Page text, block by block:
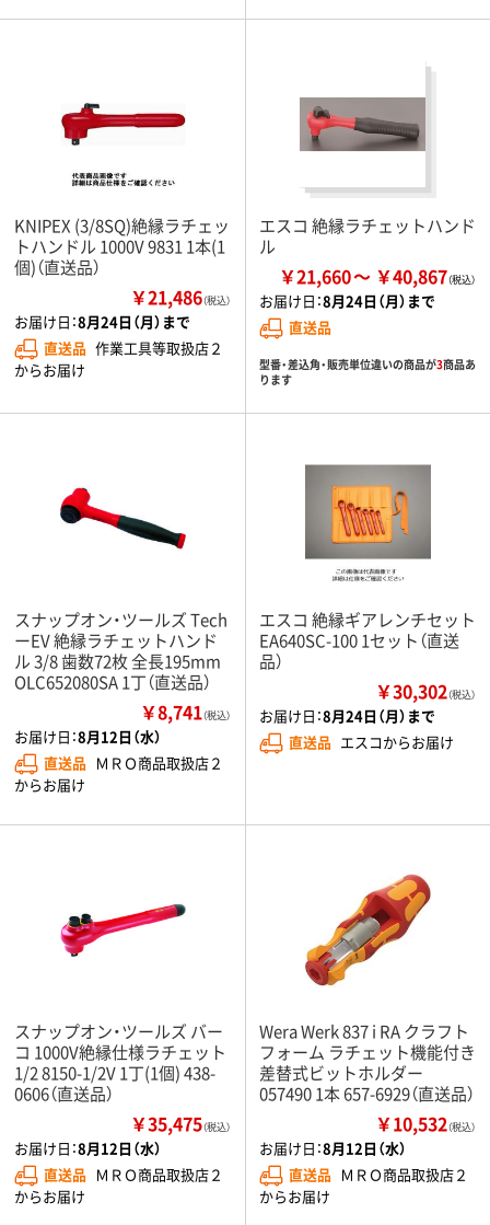
KNIPEX (3/8SQ)絶縁ラチェッ
トハンドル 1000V 9831 1本(1
個)（直送品）
￥21,486（税込）
お届け日：8月24日（月）まで
直送品 作業工具等取扱店２
からお届け
エスコ 絶縁ラチェットハンド
ル
￥21,660 ￥40,867
お届け日：8月24日（月）まで
直送品
型番・差込角・販売単位違いの商品が3商品あ
ります
スナップオン・ツールズ Tech
ーEV 絶縁ラチェットハンド
ル 3/8 歯数72枚 全長195mm
OLC652080SA 1丁（直送品）
￥8,741（税込）
お届け日：8月12日（水）
直送品 ＭＲＯ商品取扱店２
からお届け
エスコ 絶縁ギアレンチセット
EA640SC-100 1セット（直送
品）
￥30,302（税込）
お届け日：8月24日（月）まで
直送品 エスコからお届け
スナップオン・ツールズ バー
コ 1000V絶縁仕様ラチェット
1/2 8150-1/2V 1丁(1個) 438-
0606（直送品）
￥35,475（税込）
お届け日：8月12日（水）
直送品 ＭＲＯ商品取扱店２
からお届け
Wera Werk 837 i RA クラフト
フォーム ラチェット機能付き
差替式ビットホルダー
057490 1本 657-6929（直送品）
￥10,532（税込）
お届け日：8月12日（水）
直送品 ＭＲＯ商品取扱店２
からお届け